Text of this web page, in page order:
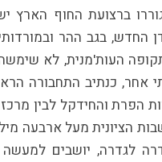
ברצועת החוף הארץ
החדש, בגב ההר
העות'מנית, לא
אחר, כנתיב התחבורה
הפרת והחידקל לבין
לגדרה, יושבים